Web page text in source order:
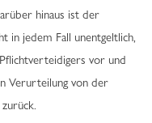
hinaus ist der
in jedem Fall unentgeltlich,
vor und
Verurteilung von der